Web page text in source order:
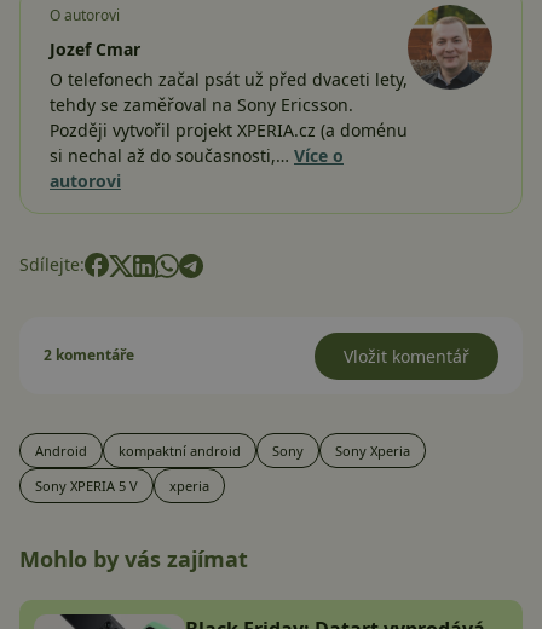
O autorovi
Jozef Cmar
O telefonech začal psát už před dvaceti lety,
tehdy se zaměřoval na Sony Ericsson.
Později vytvořil projekt XPERIA.cz (a doménu
si nechal až do současnosti,… Více o
autorovi
Sdílejte:
2 komentáře Vložit komentář
Android kompaktní android Sony
Sony Xperia
Sony XPERIA 5 V
xperia
Mohlo by vás zajímat